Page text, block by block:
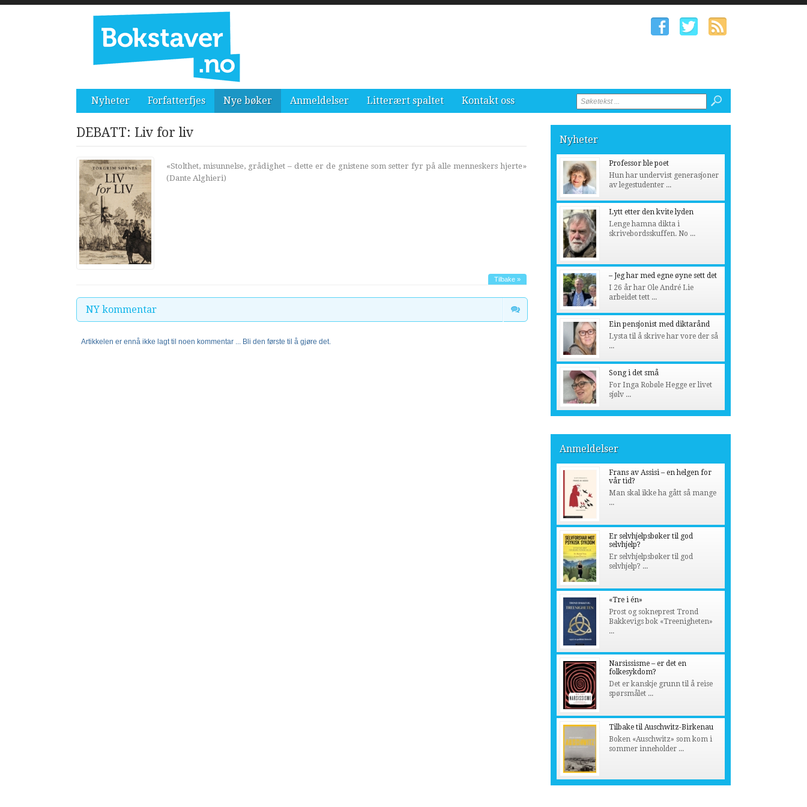
Nyheter Forfatterfjes Nye bøker Anmeldelser Litterært spaltet Kontakt oss
DEBATT: Liv for liv
«Stolthet, misunnelse, grådighet – dette er de gnistene som setter fyr på alle menneskers hjerte»
(Dante Alghieri)
Tilbake »
NY kommentar
Artikkelen er ennå ikke lagt til noen kommentar ... Bli den første til å gjøre det.
Nyheter
Professor ble poet
Hun har undervist generasjoner
av legestudenter ...
Lytt etter den kvite lyden
Lenge hamna dikta i
skrivebordsskuffen. No ...
– Jeg har med egne øyne sett det
I 26 år har Ole André Lie
arbeidet tett ...
Ein pensjonist med diktarånd
Lysta til å skrive har vore der så
...
Song i det små
For Inga Robøle Hegge er livet
sjølv ...
Anmeldelser
Frans av Assisi – en helgen for
vår tid?
Man skal ikke ha gått så mange
...
Er selvhjelpsbøker til god
selvhjelp?
Er selvhjelpsbøker til god
selvhjelp? ...
«Tre i én»
Prost og sokneprest Trond
Bakkevigs bok «Treenigheten»
...
Narsissisme – er det en
folkesykdom?
Det er kanskje grunn til å reise
spørsmålet ...
Tilbake til Auschwitz-Birkenau
Boken «Auschwitz» som kom i
sommer inneholder ...